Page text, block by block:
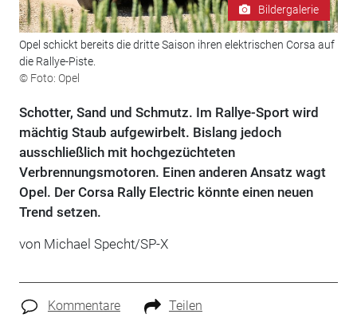
Bildergalerie
Opel schickt bereits die dritte Saison ihren elektrischen Corsa auf
die Rallye-Piste.
© Foto: Opel
Schotter, Sand und Schmutz. Im Rallye-Sport wird
mächtig Staub aufgewirbelt. Bislang jedoch
ausschließlich mit hochgezüchteten
Verbrennungsmotoren. Einen anderen Ansatz wagt
Opel. Der Corsa Rally Electric könnte einen neuen
Trend setzen.
von Michael Specht/SP-X
Kommentare Teilen